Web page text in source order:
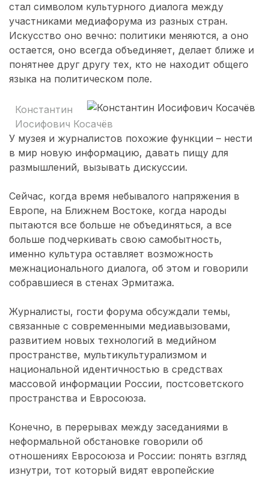
стал символом культурного диалога между
участниками медиафорума из разных стран.
Искусство оно вечно: политики меняются, а оно
остается, оно всегда объединяет, делает ближе и
понятнее друг другу тех, кто не находит общего
языка на политическом поле.
Константин
Иосифович Косачёв
У музея и журналистов похожие функции – нести
в мир новую информацию, давать пищу для
размышлений, вызывать дискуссии.
Сейчас, когда время небывалого напряжения в
Европе, на Ближнем Востоке, когда народы
пытаются все больше не объединяться, а все
больше подчеркивать свою самобытность,
именно культура оставляет возможность
межнационального диалога, об этом и говорили
собравшиеся в стенах Эрмитажа.
Журналисты, гости форума обсуждали темы,
связанные с современными медиавызовами,
развитием новых технологий в медийном
пространстве, мультикультурализмом и
национальной идентичностью в средствах
массовой информации России, постсоветского
пространства и Евросоюза.
Конечно, в перерывах между заседаниями в
неформальной обстановке говорили об
отношениях Евросоюза и России: понять взгляд
изнутри, тот который видят европейские